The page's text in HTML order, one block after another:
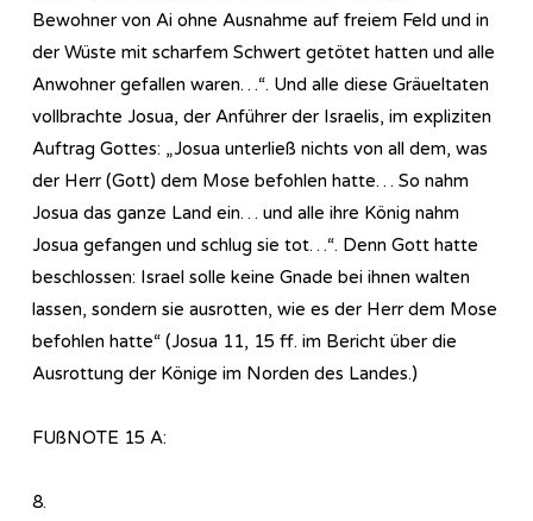
Bewohner von Ai ohne Ausnahme auf freiem Feld und in
der Wüste mit scharfem Schwert getötet hatten und alle
Anwohner gefallen waren…“. Und alle diese Gräueltaten
vollbrachte Josua, der Anführer der Israelis, im expliziten
Auftrag Gottes: „Josua unterließ nichts von all dem, was
der Herr (Gott) dem Mose befohlen hatte… So nahm
Josua das ganze Land ein… und alle ihre König nahm
Josua gefangen und schlug sie tot…“. Denn Gott hatte
beschlossen: Israel solle keine Gnade bei ihnen walten
lassen, sondern sie ausrotten, wie es der Herr dem Mose
befohlen hatte“ (Josua 11, 15 ff. im Bericht über die
Ausrottung der Könige im Norden des Landes.)
FUßNOTE 15 A:
8.